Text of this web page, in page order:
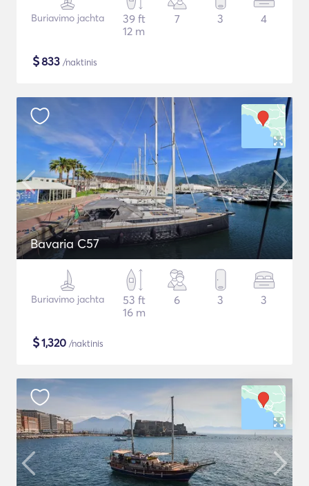
Buriavimo jachta
39 ft
12 m
7 3 4
$833 /naktinis
Bavaria C57
Buriavimo jachta
53 ft
16 m
6 3 3
$1,320 /naktinis